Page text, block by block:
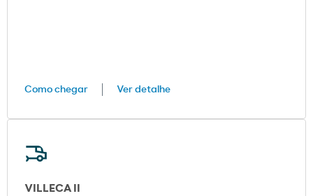
Como chegar Ver detalhe
VILLECA II